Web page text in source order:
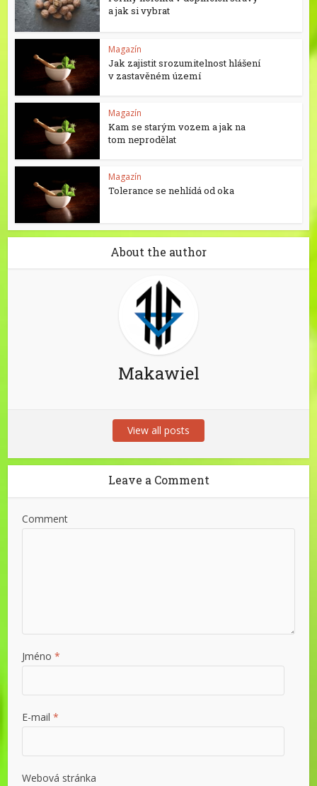
a jak si vybrat
Magazín
Jak zajistit srozumitelnost hlášení
v zastavěném území
Magazín
Kam se starým vozem a jak na
tom neprodělat
Magazín
Tolerance se nehlídá od oka
About the author
Makawiel
View all posts
Leave a Comment
Comment
Jméno*
E-mail*
Webová stránka